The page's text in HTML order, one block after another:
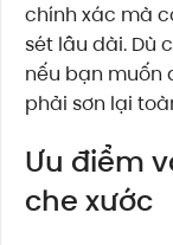
chính xác mà
sét lâu dài. Dù
nếu bạn muốn
phải sơn lại
Ưu điểm
che xước